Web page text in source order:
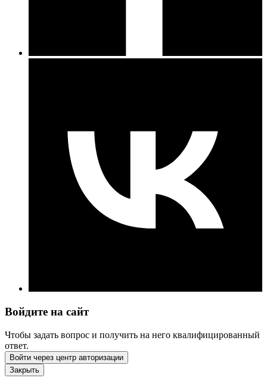
Войдите на сайт
Чтобы задать вопрос и получить на него квалифицированный
ответ.
Войти через центр авторизации
Закрыть